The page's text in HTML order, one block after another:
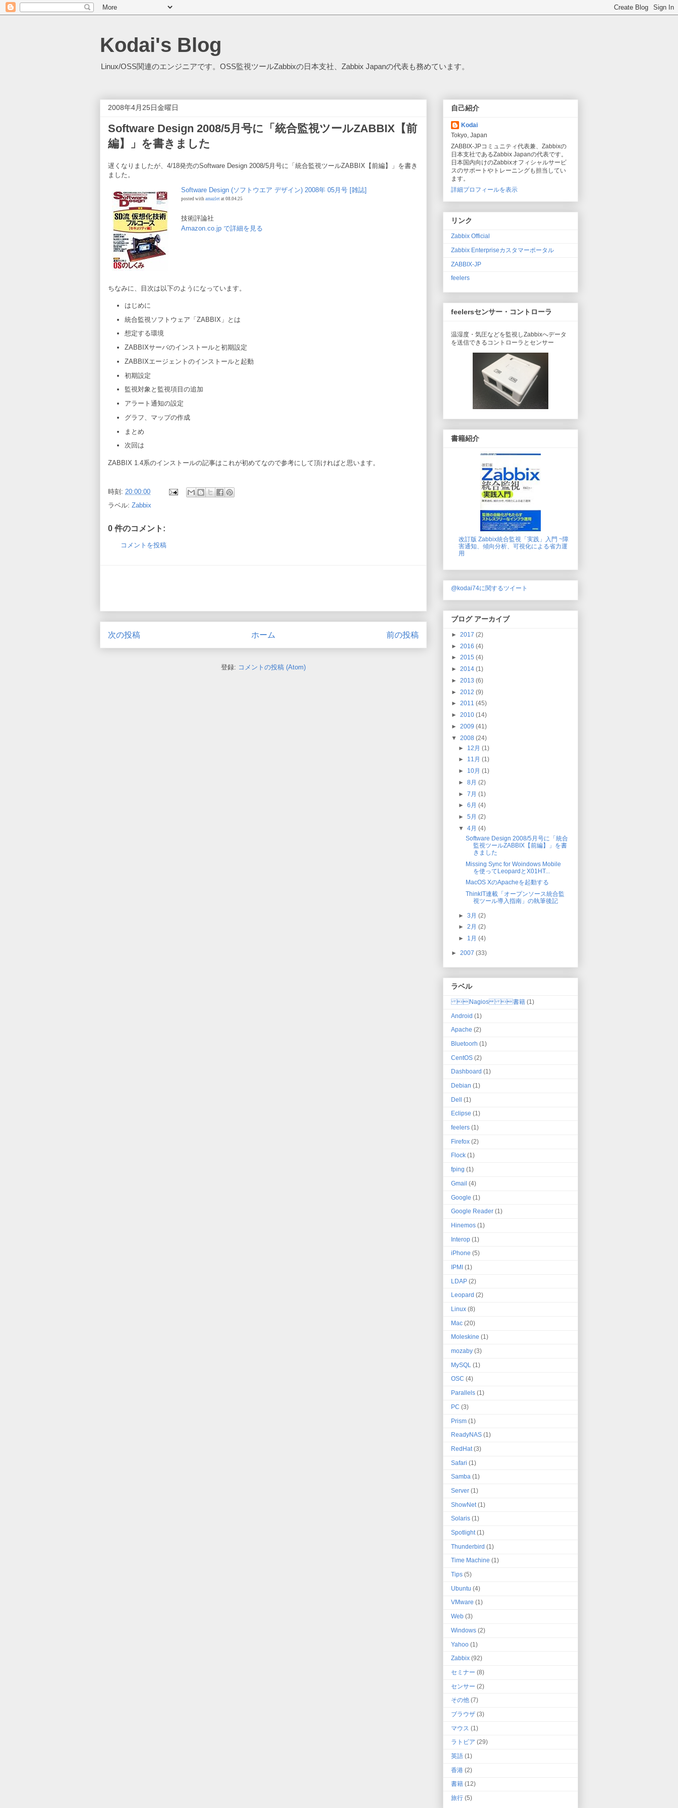
Kodai's Blog
Linux/OSS関連のエンジニアです。OSS監視ツールZabbixの日本支社、Zabbix Japanの代表も務めています。
2008年4月25日金曜日
Software Design 2008/5月号に「統合監視ツールZABBIX【前
編】」を書きました
遅くなりましたが、4/18発売のSoftware Design 2008/5月号に「統合監視ツールZABBIX【前編】」を書き
ました。
Software Design (ソフトウエア デザイン) 2008年 05月号 [雑誌]
posted with amazlet at 08.04.25
技術評論社
Amazon.co.jp で詳細を見る
ちなみに、目次は以下のようになっています。
はじめに
統合監視ソフトウェア「ZABBIX」とは
想定する環境
ZABBIXサーバのインストールと初期設定
ZABBIXエージェントのインストールと起動
初期設定
監視対象と監視項目の追加
アラート通知の設定
グラフ、マップの作成
まとめ
次回は
ZABBIX 1.4系のインストールの記事はこれが初めてなので参考にして頂ければと思います。
時刻: 20:00:00
ラベル: Zabbix
0 件のコメント:
コメントを投稿
次の投稿 前の投稿
ホーム
登録: コメントの投稿 (Atom)
自己紹介
Kodai
Tokyo, Japan
ZABBIX-JPコミュニティ代表兼、Zabbixの
日本支社であるZabbix Japanの代表です。
日本国内向けのZabbixオフィシャルサービ
スのサポートやトレーニングも担当してい
ます。
詳細プロフィールを表示
リンク
Zabbix Official
Zabbix Enterpriseカスタマーポータル
ZABBIX-JP
feelers
feelersセンサー・コントローラ
温湿度・気圧などを監視しZabbixへデータ
を送信できるコントローラとセンサー
書籍紹介
改訂版 Zabbix統合監視「実践」入門 ~障
害通知、傾向分析、可視化による省力運
用
@kodai74に関するツイート
ブログ アーカイブ
► 2017 (2)
► 2016 (4)
► 2015 (4)
► 2014 (1)
► 2013 (6)
► 2012 (9)
► 2011 (45)
► 2010 (14)
► 2009 (41)
▼ 2008 (24)
► 12月(1)
► 11月(1)
► 10月(1)
►8月(2)
►7月(1)
►6月(4)
►5月(2)
▼4月(4)
Software Design 2008/5月号に「統合
監視ツールZABBIX【前編】」を書
きました
Missing Sync for Woindows Mobile
を使ってLeopardとX01HT...
MacOS XのApacheを起動する
ThinkIT連載「オープンソース統合監
視ツール導入指南」の執筆後記
►3月(2)
►2月(2)
► 1月(4)
► 2007 (33)
ラベル
Nagios 書籍 (1)
Android (1)
Apache (2)
Bluetoorh (1)
CentOS (2)
Dashboard (1)
Debian (1)
Dell (1)
Eclipse (1)
feelers (1)
Firefox (2)
Flock (1)
fping (1)
Gmail (4)
Google (1)
Google Reader (1)
Hinemos (1)
Interop (1)
iPhone (5)
IPMI (1)
LDAP (2)
Leopard (2)
Linux (8)
Mac (20)
Moleskine (1)
mozaby (3)
MySQL (1)
OSC (4)
Parallels (1)
PC (3)
Prism (1)
ReadyNAS (1)
RedHat (3)
Safari (1)
Samba (1)
Server (1)
ShowNet (1)
Solaris (1)
Spotlight (1)
Thunderbird (1)
Time Machine (1)
Tips (5)
Ubuntu (4)
VMware (1)
Web (3)
Windows (2)
Yahoo (1)
Zabbix (92)
セミナー (8)
センサー (2)
その他 (7)
ブラウザ (3)
マウス (1)
ラトビア (29)
英語 (1)
香港 (2)
書籍 (12)
旅行 (5)